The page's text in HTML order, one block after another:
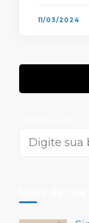
11/03/2024